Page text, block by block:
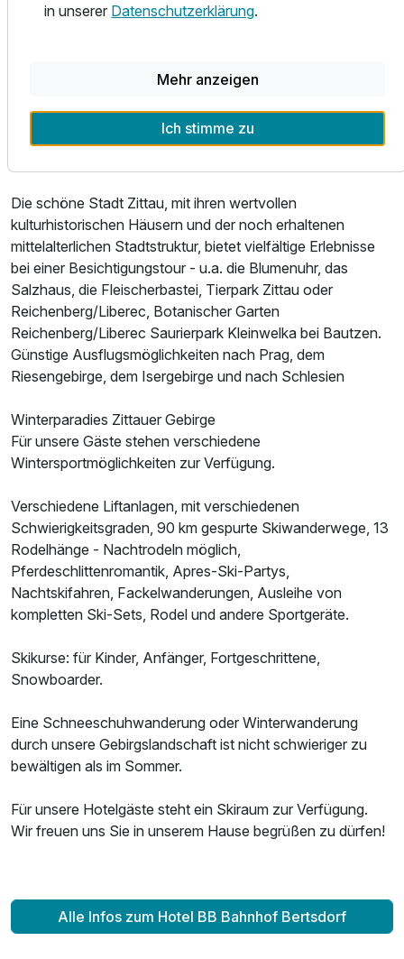
Familienzimmer
Ausstattung
Zusatznächte
Für 7 Tage p.P. ab450,00 €
Twinbettzimmer
2 Erwachsene
Ausstattung
Für 7 Tage p.P. ab499,00 €
sächsischen Menschen genießen. Im Sommer lädt Sie
Unser Küchenchef bietet Ihnen aus frischen Produkten
eine umfangreiche Speisekarte mit vorzüglichen Gerichten.
Die schöne Stadt Zittau, mit ihren wertvollen
kulturhistorischen Häusern und der noch erhaltenen
mittelalterlichen Stadtstruktur, bietet vielfältige Erlebnisse
bei einer Besichtigungstour - u.a. die Blumenuhr, das
Salzhaus, die Fleischerbastei, Tierpark Zittau oder
Reichenberg/Liberec, Botanischer Garten
Reichenberg/Liberec Saurierpark Kleinwelka bei Bautzen.
Günstige Ausflugsmöglichkeiten nach Prag, dem
Riesengebirge, dem Isergebirge und nach Schlesien
Winterparadies Zittauer Gebirge
Für unsere Gäste stehen verschiedene
Wintersportmöglichkeiten zur Verfügung.
Verschiedene Liftanlagen, mit verschiedenen
Schwierigkeitsgraden, 90 km gespurte Skiwanderwege, 13
Rodelhänge - Nachtrodeln möglich,
Pferdeschlittenromantik, Apres-Ski-Partys,
Nachtskifahren, Fackelwanderungen, Ausleihe von
kompletten Ski-Sets, Rodel und andere Sportgeräte.
Skikurse: für Kinder, Anfänger, Fortgeschrittene,
Snowboarder.
Eine Schneeschuhwanderung oder Winterwanderung
durch unsere Gebirgslandschaft ist nicht schwieriger zu
bewältigen als im Sommer.
Für unsere Hotelgäste steht ein Skiraum zur Verfügung.
Wir freuen uns Sie in unserem Hause begrüßen zu dürfen!
Alle Infos zum Hotel BB Bahnhof Bertsdorf
in unserer Datenschutzerklärung.
Mehr anzeigen
Ich stimme zu